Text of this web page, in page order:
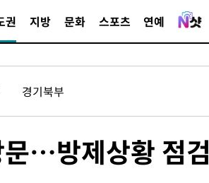
권 지방 문화 스포츠 연예
경기북부
문…방제상황 점검